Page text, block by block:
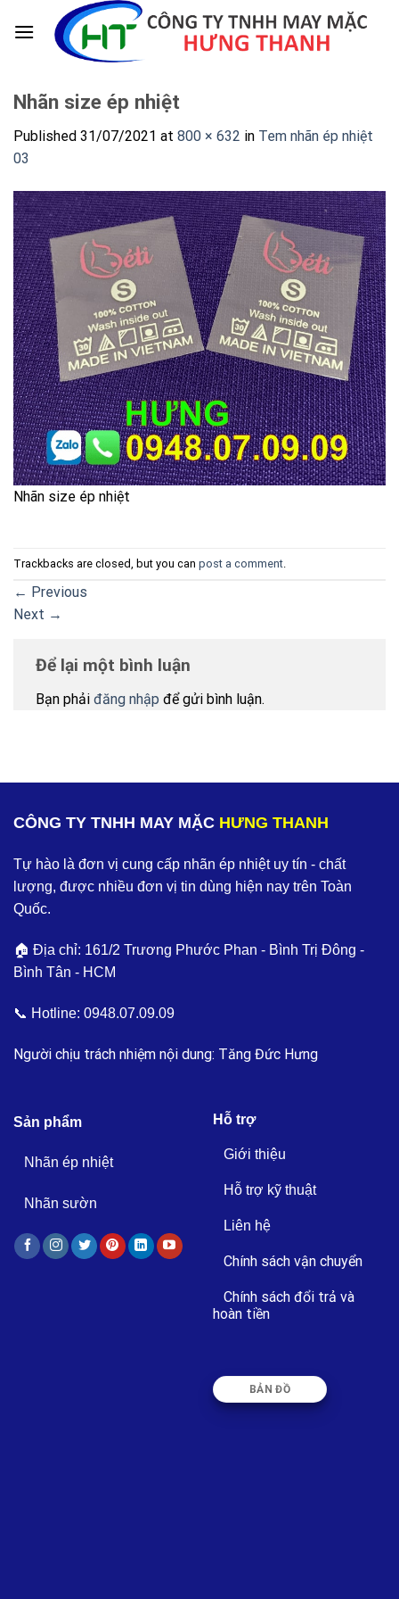
Nhãn size ép nhiệt
Published 31/07/2021 at 800 × 632 in Tem nhãn ép nhiệt
03
Nhãn size ép nhiệt
Trackbacks are closed, but you can post a comment
← Previous
Next →
Để lại một bình luận
Bạn phải đăng nhập để gửi bình luận.
CÔNG TY TNHH MAY MẶC HƯNG THANH
Tự hào là đơn vị cung cấp nhãn ép nhiệt uy tín - chất
lượng, được nhiều đơn vị tin dùng hiện nay trên Toàn
Quốc.
🏠 Địa chỉ: 161/2 Trương Phước Phan - Bình Trị Đông -
Bình Tân - HCM
📞 Hotline: 0948.07.09.09
Người chịu trách nhiệm nội dung: Tăng Đức Hưng
Sản phẩm
Nhãn ép nhiệt
Nhãn sườn
Hỗ trợ
Giới thiệu
Hỗ trợ kỹ thuật
Liên hệ
Chính sách vận chuyển
Chính sách đổi trả và
hoàn tiền
BẢN ĐỒ